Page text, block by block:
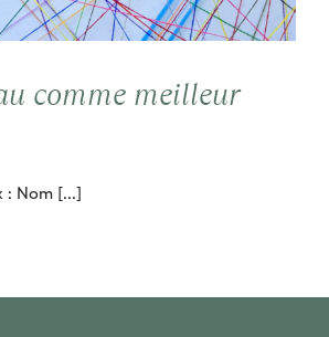
comme meilleur
: Nom [...]